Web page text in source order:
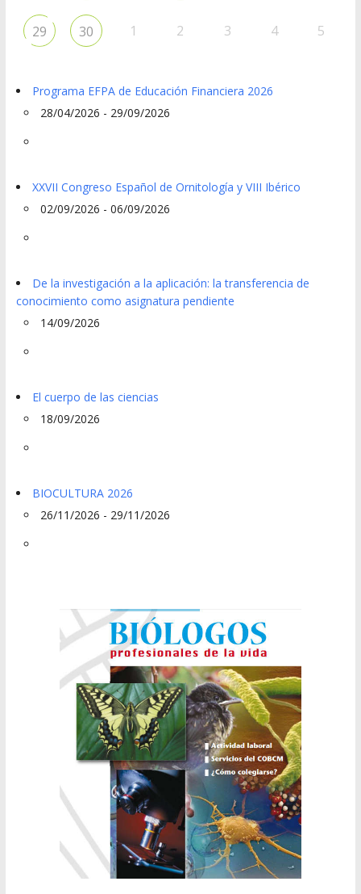
29 30 1 2 3 4 5
Programa EFPA de Educación Financiera 2026
28/04/2026 - 29/09/2026
XXVII Congreso Español de Ornitología y VIII Ibérico
02/09/2026 - 06/09/2026
De la investigación a la aplicación: la transferencia de
conocimiento como asignatura pendiente
14/09/2026
El cuerpo de las ciencias
18/09/2026
BIOCULTURA 2026
26/11/2026 - 29/11/2026